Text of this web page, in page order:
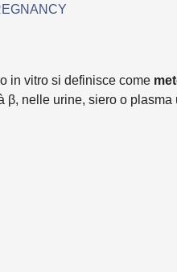
in vitro si definisce come
β, nelle urine, siero o